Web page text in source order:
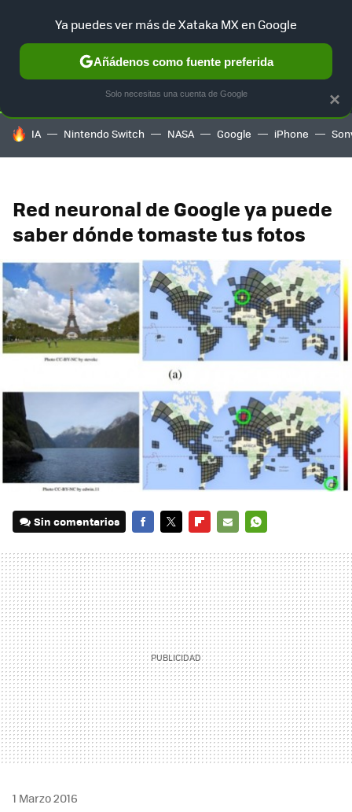
SELECCIÓN GAMING HOME AUTO TERRITORIO
HOY SE HABLA DE
IA Nintendo Switch NASA Google iPhone
Red neuronal de Google ya puede
saber dónde tomaste tus fotos
Sin comentarios
MAIL
1 Marzo 2016
×
Ya puedes ver más de Xataka MX en Google
Añádenos como fuente preferida
Solo necesitas una cuenta de Google